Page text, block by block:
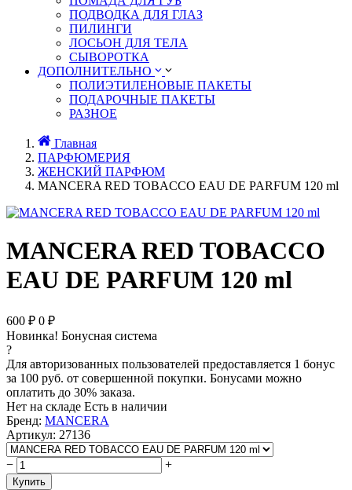
ПОДВОДКА ДЛЯ ГЛАЗ
ПИЛИНГИ
ЛОСЬОН ДЛЯ ТЕЛА
СЫВОРОТКА
ДОПОЛНИТЕЛЬНО
ПОЛИЭТИЛЕНОВЫЕ ПАКЕТЫ
ПОДАРОЧНЫЕ ПАКЕТЫ
РАЗНОЕ
Главная
ПАРФЮМЕРИЯ
ЖЕНСКИЙ ПАРФЮМ
MANCERA RED TOBACCO EAU DE PARFUM 120 ml
MANCERA RED TOBACCO
EAU DE PARFUM 120 ml
600 ₽ 0 ₽
Новинка! Бонусная система
?
Для авторизованных пользователей предоставляется 1 бонус
за 100 руб. от совершенной покупки. Бонусами можно
оплатить до 30% заказа.
Нет на складе Есть в наличии
Бренд: MANCERA
Артикул: 27136
− +
Купить